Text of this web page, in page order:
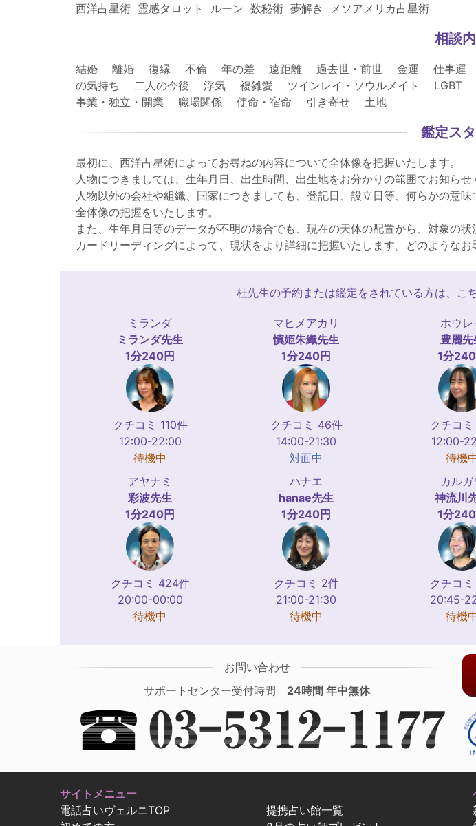
西洋占星術 霊感タロット ルーン 数秘術 夢解き メソアメリカ占星術
相談
結婚 離婚 復縁 不倫 年の差 遠距離 過去世・前世 金運 仕事
の気持ち 二人の今後 浮気 複雑愛 ツインレイ・ソウルメイト
事業・独立・開業 職場関係 使命・宿命 引き寄せ 土地
鑑定ス
最初に、西洋占星術によってお尋ねの内容について全体像を把握いたします。
人物につきましては、生年月日、出生時間、出生地をお分かりの範囲でお知らせ
人物以外の会社や組織、国家につきましても、登記日、設立日等、何らかの意
全体像の把握をいたします。
また、生年月日等のデータが不明の場合でも、現在の天体の配置から、対象の
カードリーディングによって、現状をより詳細に把握いたします。どのような
桂先生の予約または鑑定をされている方は、こ
ミランダ
ミランダ先生
1分240円
クチコミ 110件
12:00-22:00
待機中
マヒメアカリ
慎姫朱織先生
1分240円
クチコミ 46件
14:00-21:30
対面中
ホウレ
豊麗先
1分
クチコ
12:00-
待機
アヤナミ
彩波先生
1分240円
クチコミ 424件
20:00-00:00
待機中
ハナエ
hanae先生
1分240円
クチコミ 2件
21:00-21:30
待機中
カルガ
神流川
1分
クチコ
20:45-
待機
お問い合わせ
サポートセンター受付時間 24時間 年中無休
サイトメニュー
電話占いヴェルニTOP
提携占い館一覧